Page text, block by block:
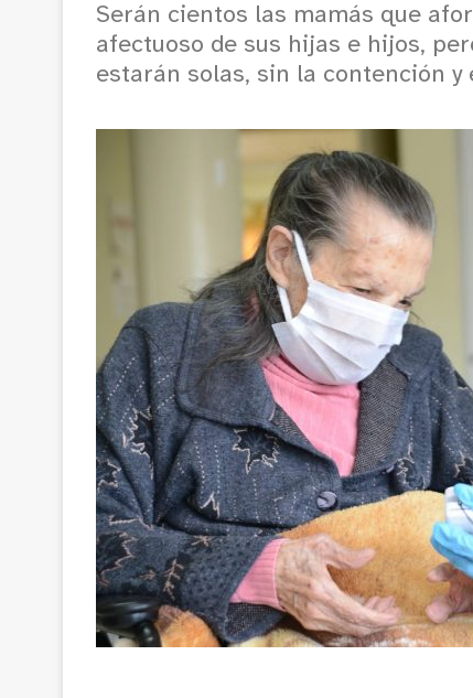
Serán cientos las mamás que
afectuoso de sus hijas e hijos,
estarán solas, sin la contención